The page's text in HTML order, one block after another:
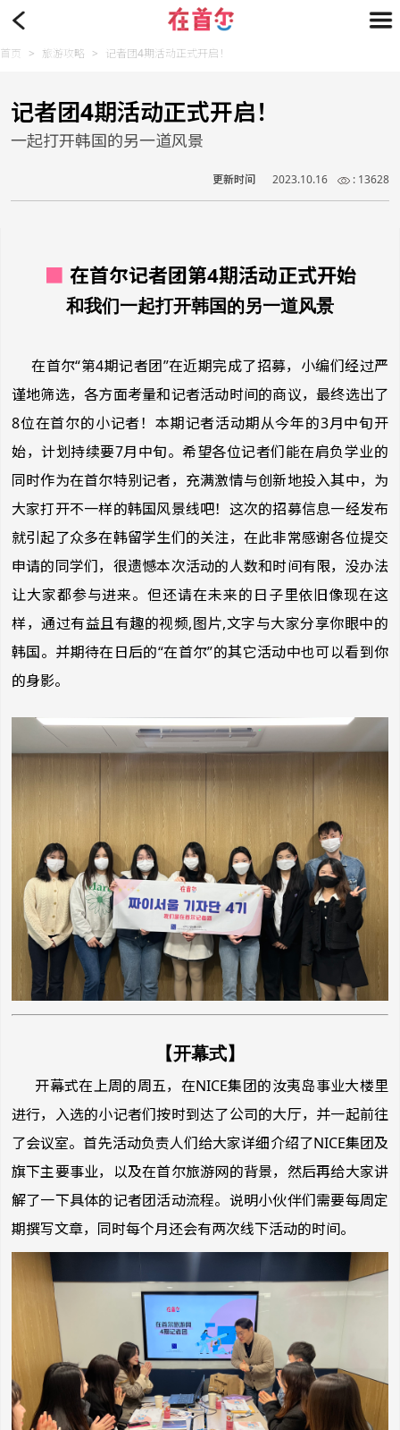
首页 > 旅游攻略 > 记者团4期活动正式开启！
记者团4期活动正式开启！
一起打开韩国的另一道风景
更新时间 2023.10.16 : 13628
■ 在首尔记者团第4期活动正式开始
和我们一起打开韩国的另一道风景
在首尔“第4期记者团”在近期完成了招募，小编们经过严
谨地筛选，各方面考量和记者活动时间的商议，最终选出了
8位在首尔的小记者！本期记者活动期从今年的3月中旬开
始，计划持续要7月中旬。希望各位记者们能在肩负学业的
同时作为在首尔特别记者，充满激情与创新地投入其中，为
大家打开不一样的韩国风景线吧！这次的招募信息一经发布
就引起了众多在韩留学生们的关注，在此非常感谢各位提交
申请的同学们，很遗憾本次活动的人数和时间有限，没办法
让大家都参与进来。但还请在未来的日子里依旧像现在这
样，通过有益且有趣的视频,图片,文字与大家分享你眼中的
韩国。并期待在日后的“在首尔”的其它活动中也可以看到你
的身影。
【开幕式】
开幕式在上周的周五，在NICE集团的汝夷岛事业大楼里
进行，入选的小记者们按时到达了公司的大厅，并一起前往
了会议室。首先活动负责人们给大家详细介绍了NICE集团及
旗下主要事业，以及在首尔旅游网的背景，然后再给大家讲
解了一下具体的记者团活动流程。说明小伙伴们需要每周定
期撰写文章，同时每个月还会有两次线下活动的时间。